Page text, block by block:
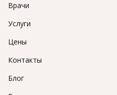
Врачи
Услуги
Цены
Контакты
Блог